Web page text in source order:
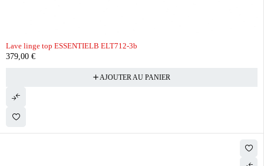
Lave linge top ESSENTIELB ELT712-3b
379,00 €
AJOUTER AU PANIER